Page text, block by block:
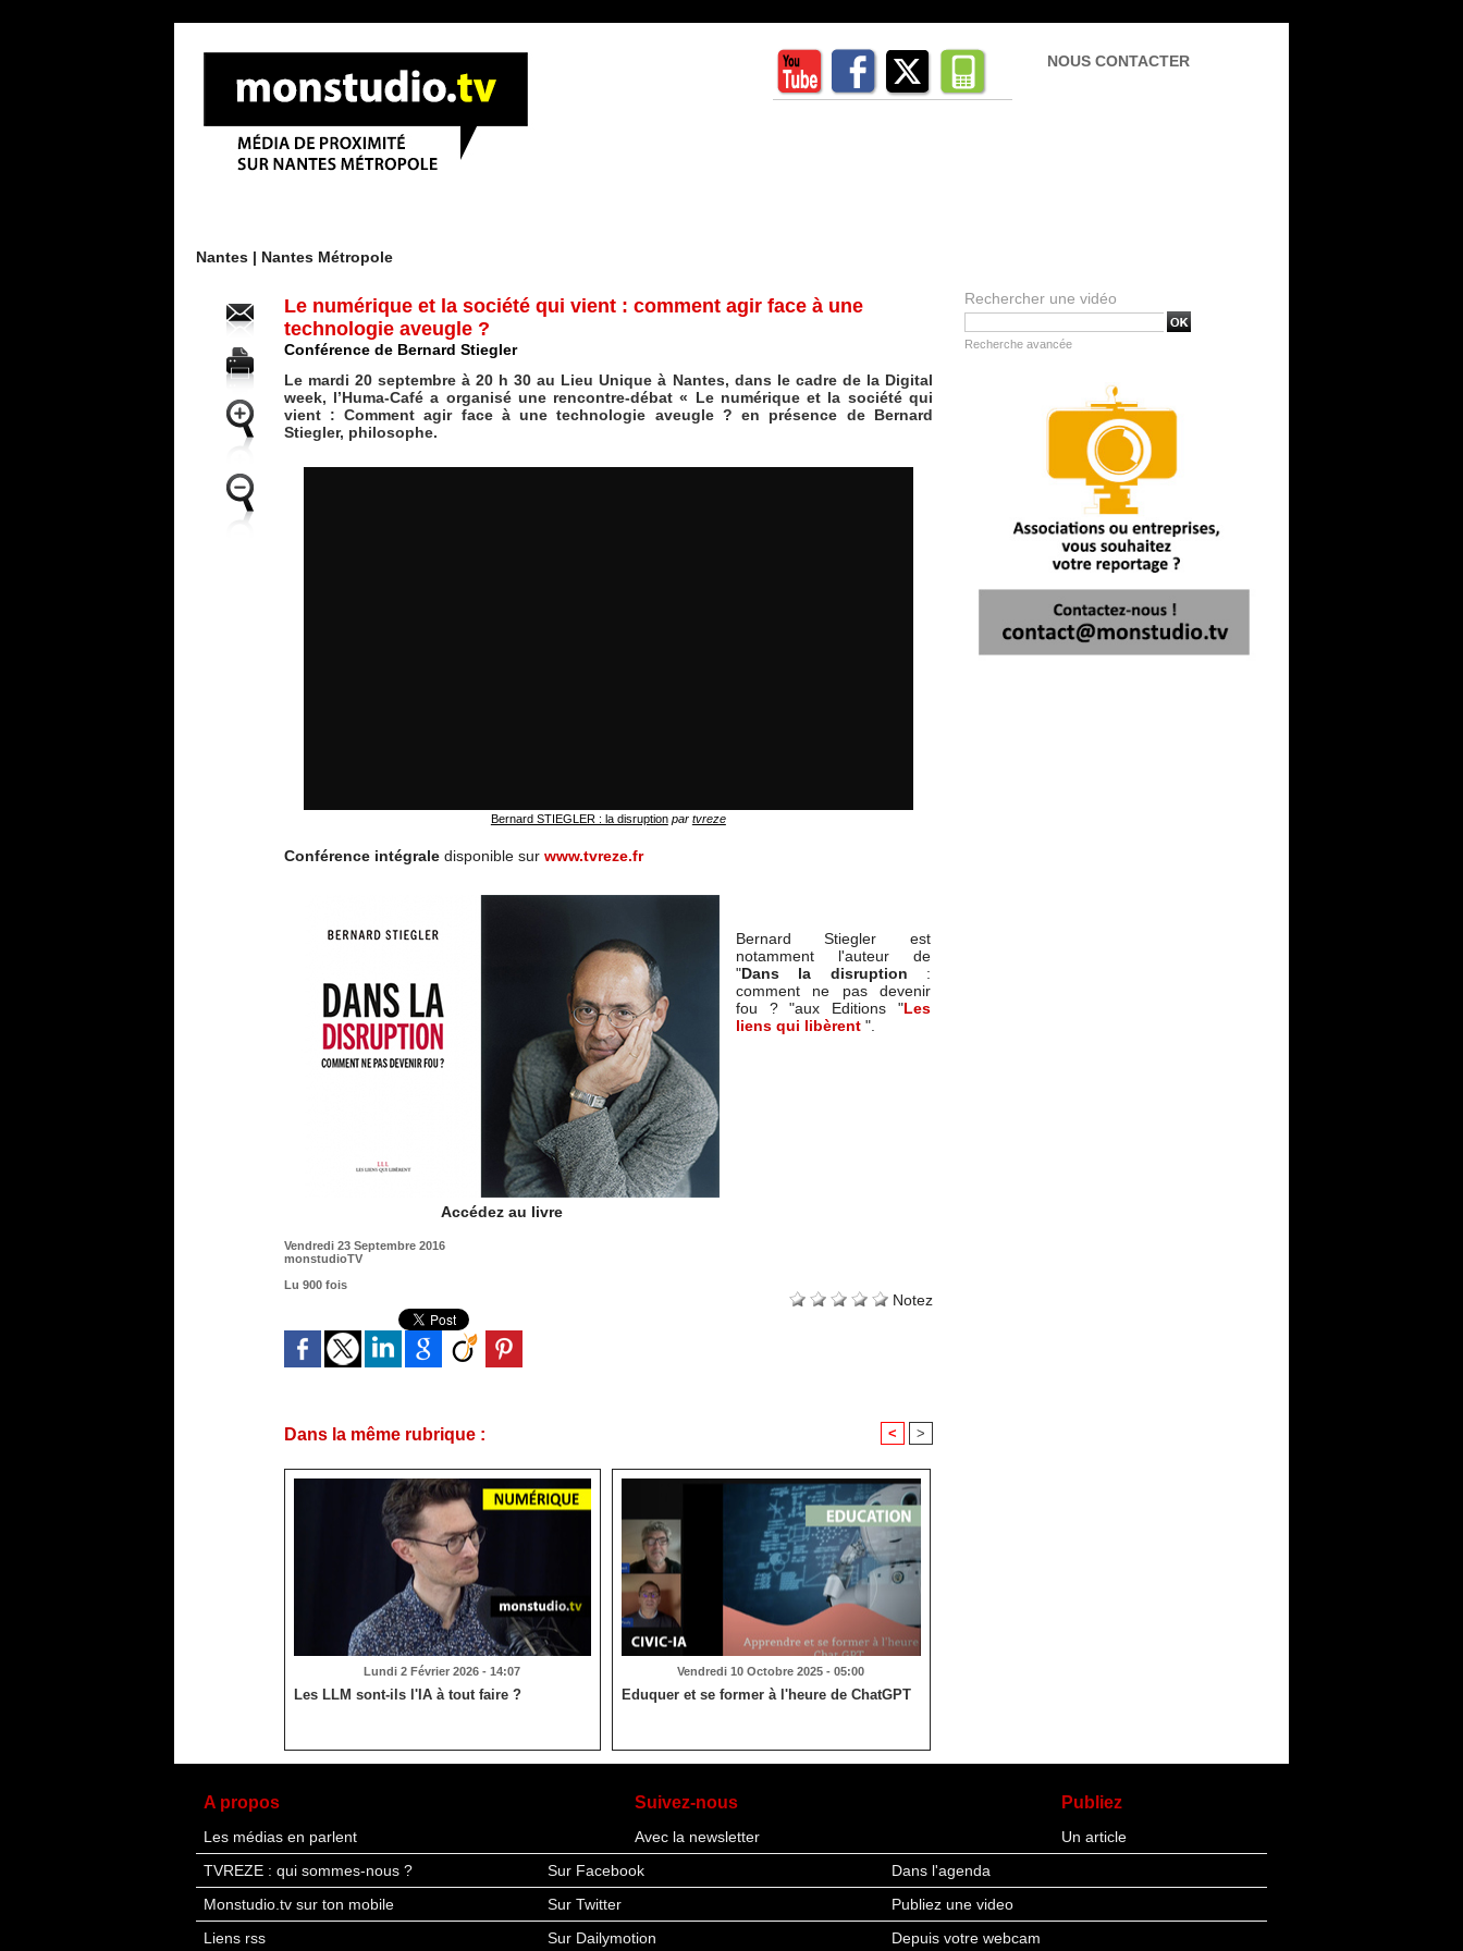
NOUS CONTACTER
Nantes | Nantes Métropole
Le numérique et la société qui vient : comment agir face à une
technologie aveugle ?
Conférence de Bernard Stiegler
Le mardi 20 septembre à 20 h 30 au Lieu Unique à Nantes, dans le cadre de la Digital
week, l’Huma-Café a organisé une rencontre-débat « Le numérique et la société qui
vient : Comment agir face à une technologie aveugle ? en présence de Bernard
Stiegler, philosophe.
Bernard STIEGLER : la disruption par tvreze
Conférence intégrale disponible sur www.tvreze.fr
Accédez au livre
Bernard Stiegler est
notamment l'auteur de
"Dans la disruption :
comment ne pas devenir
fou ? "aux Editions "Les
liens qui libèrent".
Vendredi 23 Septembre 2016
monstudioTV
Lu 900 fois
Notez
Dans la même rubrique : < >
Lundi 2 Février 2026 - 14:07
Les LLM sont-ils l'IA à tout faire ?
Vendredi 10 Octobre 2025 - 05:00
Eduquer et se former à l'heure de ChatGPT
Rechercher une vidéo
Recherche avancée
A propos
Les médias en parlent
Suivez-nous
Avec la newsletter
Publiez
Un article
TVREZE : qui sommes-nous ?
Sur Facebook
Dans l'agenda
Monstudio.tv sur ton mobile
Sur Twitter
Publiez une video
Liens rss
Sur Dailymotion Depuis votre webcam